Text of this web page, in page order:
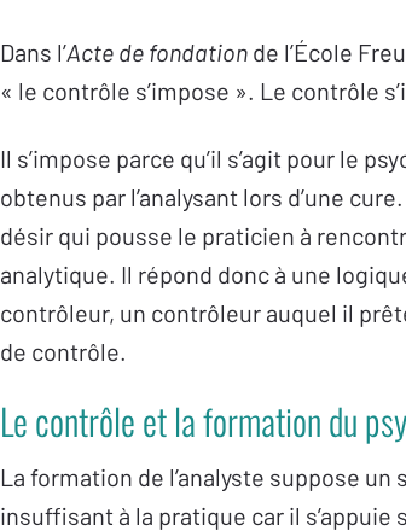
Dans l’Acte de fondationde l’École
« le contrôle s’impose ». Le contrôle
Il s’impose parce qu’il s’agit pour le
obtenus par l’analysant lors d’une
désir qui pousse le praticien à
analytique. Il répond donc à une
contrôleur, un contrôleur auquel il
de contrôle.
Le contrôle et la formation du
La formation de l’analyste suppose
insuffisant à la pratique car il